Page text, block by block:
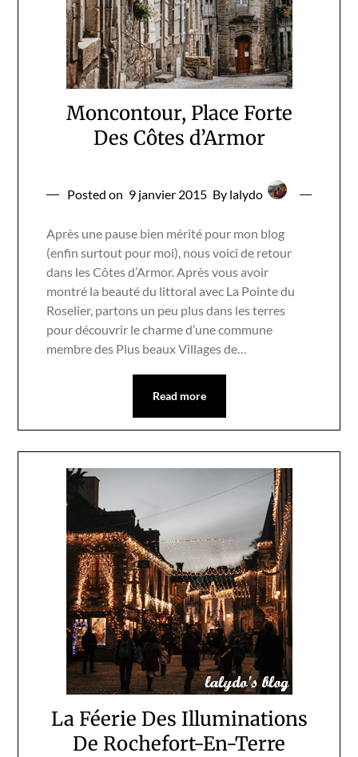
Moncontour, Place Forte
Des Côtes d’Armor
Posted on 9 janvier 2015 By lalydo
Après une pause bien mérité pour mon blog
(enfin surtout pour moi), nous voici de retour
dans les Côtes d’Armor. Après vous avoir
montré la beauté du littoral avec La Pointe du
Roselier, partons un peu plus dans les terres
pour découvrir le charme d’une commune
membre des Plus beaux Villages de…
Read more
La Féerie Des Illuminations
De Rochefort-En-Terre